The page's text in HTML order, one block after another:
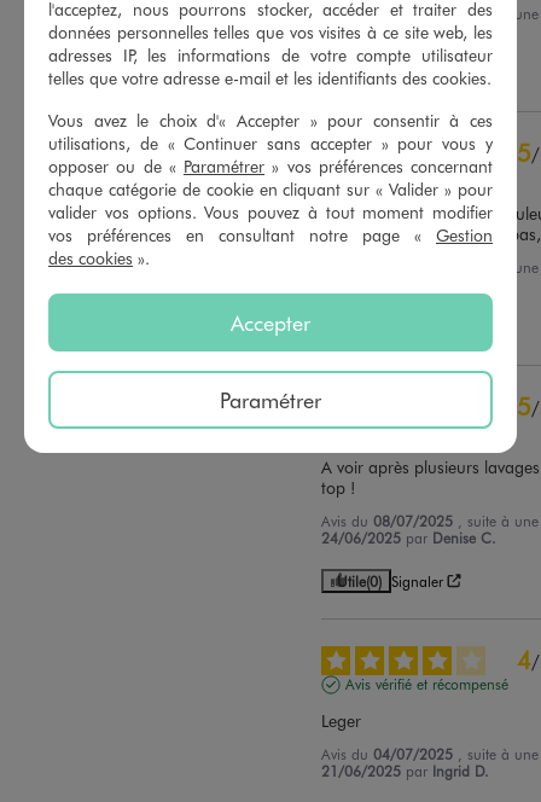
Basé sur66 avis soumis à un
contrôle
Voir tous les avis sur ce site
5étoiles
52
4étoiles
13
3étoiles
1
2étoiles
0
1étoile 0
Avis du28/05/2026
, suite à
15/05/2026 par Malika A.
Utile(0) Signaler
5/
Avis vérifié et récompensé
Top, j'en ai de toutes les
Lavage facile, ne d'éteind
, suite à
5/
Avis vérifié et récompensé
A voir après plusieurs
top !
Avis du08/07/2025
, suite à
24/06/2025 par Denise C.
Utile(0) Signaler
4/
Avis vérifié et récompensé
Leger
Avis du04/07/2025
, suite à
21/06/2025 par Ingrid D.
l'acceptez, nous pourrons stocker, accéder et traiter des
données personnelles telles que vos visites à ce site web, les
adresses IP, les informations de votre compte utilisateur
telles que votre adresse e-mail et les identifiants des cookies.
Vous avez le choix d'« Accepter » pour consentir à ces
utilisations, de « Continuer sans accepter » pour vous y
opposer ou de « Paramétrer » vos préférences concernant
chaque catégorie de cookie en cliquant sur « Valider » pour
valider vos options. Vous pouvez à tout moment modifier
vos préférences en consultant notre page « Gestion
des cookies ».
Accepter
Paramétrer